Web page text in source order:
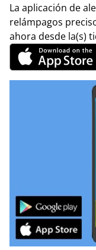
La aplicación de
relámpagos
ahora desde la(s)